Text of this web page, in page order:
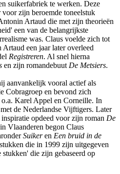
suikerfabriek te werken. Deze
zijn beroemde toneelstuk
Artaud die met zijn theorieën
een van de belangrijkste
was. Claus voelde zich tot
een jaar later overleed
Registreren. Al snel hierna
en zijn romandebuut De Metsiers.
aanvankelijk vooral actief als
Cobragroep en bevond zich
o.a. Karel Appel en Corneille. In
de Nederlandse Vijftigers. Later
opdeed voor zijn roman De
Vlaanderen begon Claus
Suikeren Een bruid in de
die in 1999 zijn uitgegeven
die zijn gebaseerd op